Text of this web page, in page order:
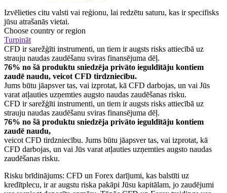
Izvēlieties citu valsti vai reģionu, lai redzētu saturu, kas ir specifisks
jūsu atrašanās vietai.
Choose country or region
Turpināt
CFD ir sarežģīti instrumenti, un tiem ir augsts risks attiecībā uz
strauju naudas zaudēšanu sviras finansējuma dēļ.
76% no šā produktu sniedzēja privāto ieguldītāju kontiem
zaudē naudu, veicot CFD tirdzniecību.
Jums būtu jāapsver tas, vai izprotat, kā CFD darbojas, un vai Jūs
varat atļauties uzņemties augsto naudas zaudēšanas risku.
CFD ir sarežģīti instrumenti, un tiem ir augsts risks attiecībā uz
strauju naudas zaudēšanu sviras finansējuma dēļ.
76% no šā produktu sniedzēja privāto ieguldītāju kontiem
zaudē naudu,
veicot CFD tirdzniecību. Jums būtu jāapsver tas, vai izprotat, kā
CFD darbojas, un vai Jūs varat atļauties uzņemties augsto naudas
zaudēšanas risku.
Risku brīdinājums: CFD un Forex darījumi, kas balstīti uz
kredītplecu, ir ar augstu riska pakāpi Jūsu kapitālam, jo zaudējumi